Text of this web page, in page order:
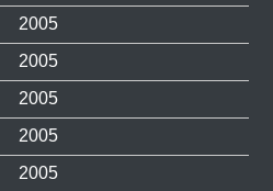
2005
2005
2005
2005
2005